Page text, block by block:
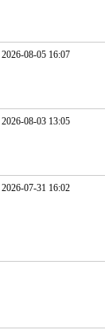
2026-08-05 16:07
2026-08-03 13:05
2026-07-31 16:02